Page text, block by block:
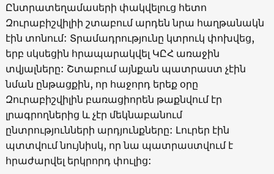
Ընտրատեղամասերի փակվելուց հետո
Զուրաբիշվիլիի շտաբում արդեն նրա հաղթանակն
էին տոնում: Տրամադրությունը կտրուկ փոխվեց,
երբ սկսեցին հրապարակվել ԿԸՀ առաջին
տվյալները: Շտաբում այնքան պատրաստ չէին
նման ընթացքին, որ հաջորդ երեք օրը
Զուրաբիշվիլին բառացիորեն թաքնվում էր
լրագրողներից և չէր մեկնաբանում
ընտրությունների արդյունքները: Լուրեր էին
պտտվում նույնիսկ, որ նա պատրաստվում է
հրաժարվել երկրորդ փուլից: